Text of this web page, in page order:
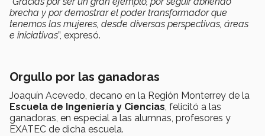
brecha y por demostrar el poder transformador que
tenemos las mujeres, desde diversas perspectivas, áreas
e iniciativas”, expresó.
Orgullo por las ganadoras
Joaquín Acevedo, decano en la Región Monterrey de la
Escuela de Ingeniería y Ciencias, felicitó a las
ganadoras, en especial a las alumnas, profesores y
EXATEC de dicha escuela.